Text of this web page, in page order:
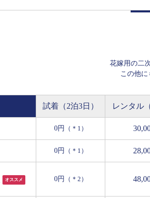
花嫁用の二
この他に
試着（2泊3日） レンタル
0円 （＊1）
0円 （＊1）
オススメ 0円 （＊2）